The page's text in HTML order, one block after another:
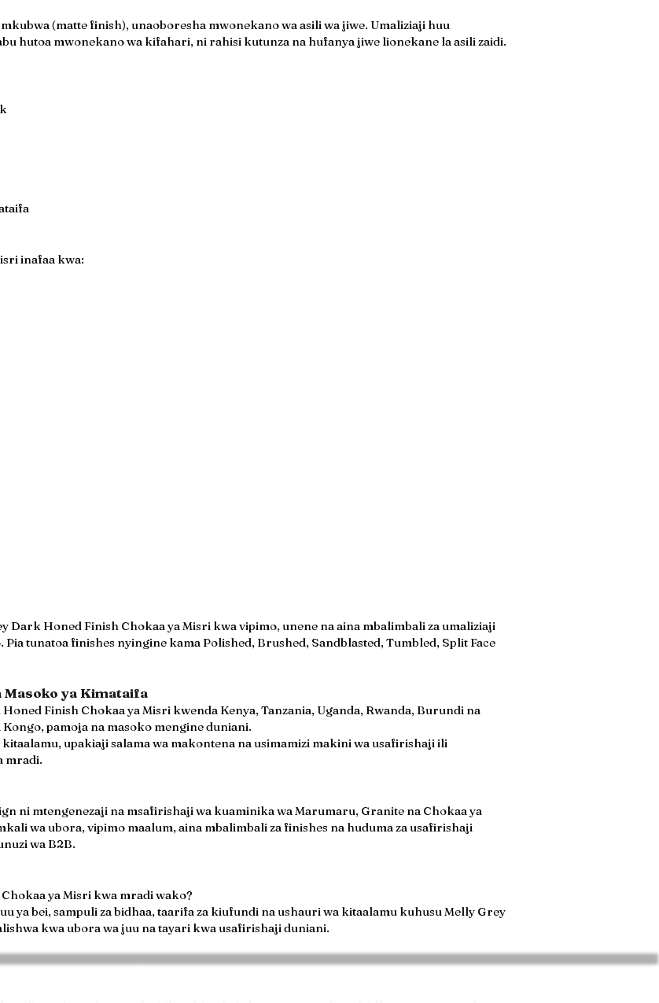
(matte finish), unaoboresha mwonekano wa asili wa jiwe. Umaliziaji huu
hutoa mwonekano wa kifahari, ni rahisi kutunza na hufanya jiwe lionekane la asili zaidi.
inafaa kwa:
Dark Honed Finish Chokaa ya Misri kwa vipimo, unene na aina mbalimbali za umaliziaji
tunatoa finishes nyingine kama Polished, Brushed, Sandblasted, Tumbled, Split Face
ya Kimataifa
Finish Chokaa ya Misri kwenda Kenya, Tanzania, Uganda, Rwanda, Burundi na
pamoja na masoko mengine duniani.
upakiaji salama wa makontena na usimamizi makini wa usafirishaji ili
mradi.
ni mtengenezaji na msafirishaji wa kuaminika wa Marumaru, Granite na Chokaa ya
wa ubora, vipimo maalum, aina mbalimbali za finishes na huduma za usafirishaji
wa B2B.
ya Misri kwa mradi wako?
ya bei, sampuli za bidhaa, taarifa za kiufundi na ushauri wa kitaalamu kuhusu Melly Grey
kwa ubora wa juu na tayari kwa usafirishaji duniani.